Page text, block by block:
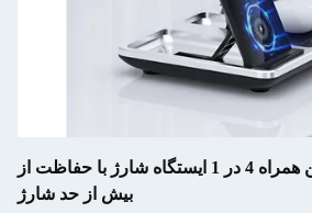
شارژر بی سیم تلفن همراه 4 در 1 ایستگاه شارژ با حفاظت از
بیش از حد شارژ